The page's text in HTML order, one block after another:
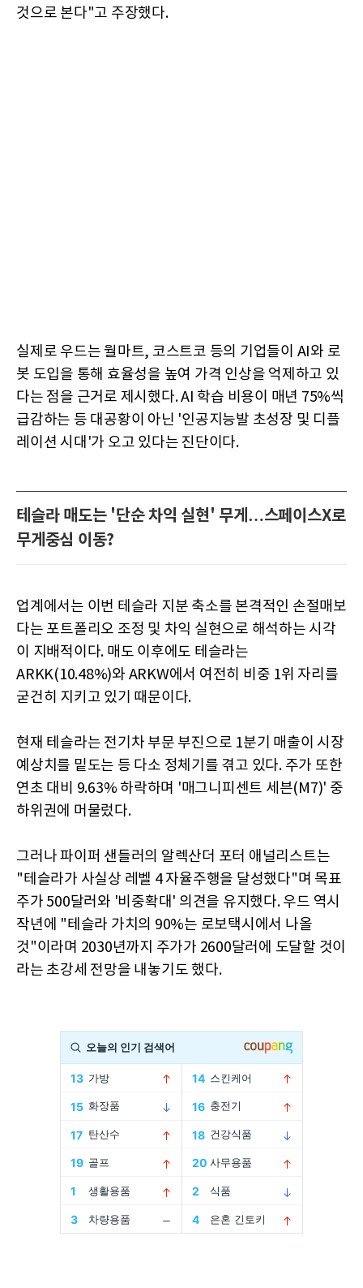
것으로 본다"고 주장했다.
실제로 우드는 월마트, 코스트코 등의 기업들이 AI와 로
봇 도입을 통해 효율성을 높여 가격 인상을 억제하고 있
다는 점을 근거로 제시했다. AI 학습 비용이 매년 75%씩
급감하는 등 대공황이 아닌 '인공지능발 초성장 및 디플
레이션 시대'가 오고 있다는 진단이다.
테슬라 매도는 '단순 차익 실현' 무게…스페이스X로
무게중심 이동?
업계에서는 이번 테슬라 지분 축소를 본격적인 손절매보
다는 포트폴리오 조정 및 차익 실현으로 해석하는 시각
이 지배적이다. 매도 이후에도 테슬라는
ARKK(10.48%)와 ARKW에서 여전히 비중 1위 자리를
굳건히 지키고 있기 때문이다.
현재 테슬라는 전기차 부문 부진으로 1분기 매출이 시장
예상치를 밑도는 등 다소 정체기를 겪고 있다. 주가 또한
연초 대비 9.63% 하락하며 '매그니피센트 세븐(M7)' 중
하위권에 머물렀다.
그러나 파이퍼 샌들러의 알렉산더 포터 애널리스트는
"테슬라가 사실상 레벨 4 자율주행을 달성했다"며 목표
주가 500달러와 '비중확대' 의견을 유지했다. 우드 역시
작년에 "테슬라 가치의 90%는 로보택시에서 나올
것"이라며 2030년까지 주가가 2600달러에 도달할 것이
라는 초강세 전망을 내놓기도 했다.